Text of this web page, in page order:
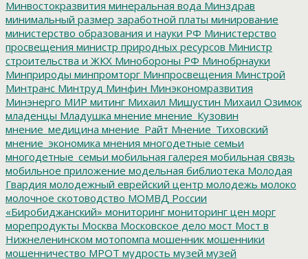
Минвостокразвития минеральная вода Минздрав
минимальный размер заработной платы минирование
министерство образования и науки РФ Министерство
просвещения министр природных ресурсов Министр
строительства и ЖКХ Минобороны РФ Минобрнауки
Минприроды минпромторг Минпросвещения Минстрой
Минтранс Минтруд Минфин Минэкономразвития
Минэнерго МИР митинг Михаил Мишустин Михаил Озимок
младенцы Младушка мнение мнение_Кузовин
мнение_медицина мнение_Райт Мнение_Тиховский
мнение_экономика мнения многодетные семьи
многодетные_семьи мобильная галерея мобильная связь
мобильное приложение модельная библиотека Молодая
Гвардия молодежный еврейский центр молодежь молоко
молочное скотоводство МОМВД России
«Биробиджанский» мониторинг мониторинг цен морг
морепродукты Москва Московское дело мост Мост в
Нижнеленинском мотопомпа мошенник мошенники
мошенничество МРОТ мудрость музей музей